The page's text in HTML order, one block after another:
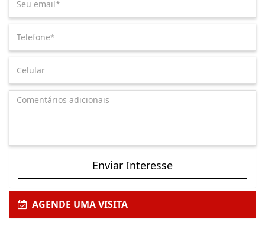
Enviar Interesse
AGENDE UMA VISITA